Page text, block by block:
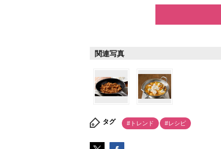
関連写真
タグ #トレンド #レシピ